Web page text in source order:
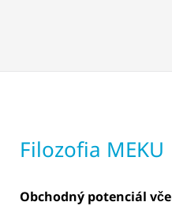
Filozofia MEKU
Obchodný potenciál